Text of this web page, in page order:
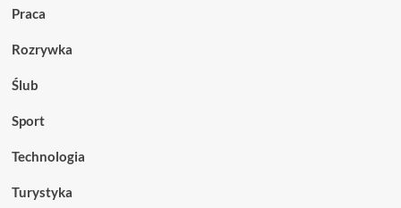
Praca
Rozrywka
Ślub
Sport
Technologia
Turystyka